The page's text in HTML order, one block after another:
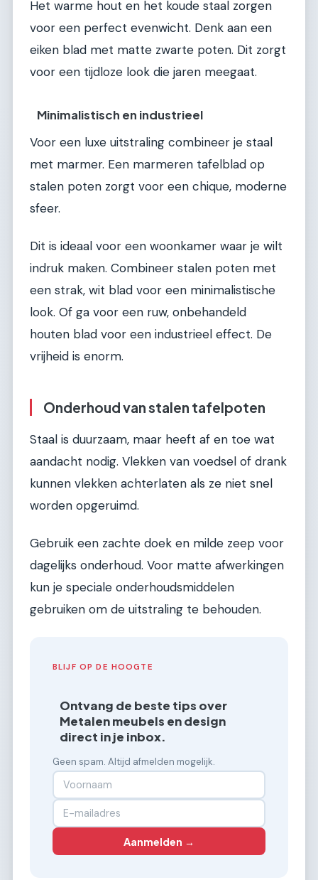
Het warme hout en het koude staal zorgen
voor een perfect evenwicht. Denk aan een
eiken blad met matte zwarte poten. Dit zorgt
voor een tijdloze look die jaren meegaat.
Minimalistisch en industrieel
Voor een luxe uitstraling combineer je staal
met marmer. Een marmeren tafelblad op
stalen poten zorgt voor een chique, moderne
sfeer.
Dit is ideaal voor een woonkamer waar je wilt
indruk maken. Combineer stalen poten met
een strak, wit blad voor een minimalistische
look. Of ga voor een ruw, onbehandeld
houten blad voor een industrieel effect. De
vrijheid is enorm.
Onderhoud van stalen tafelpoten
Staal is duurzaam, maar heeft af en toe wat
aandacht nodig. Vlekken van voedsel of drank
kunnen vlekken achterlaten als ze niet snel
worden opgeruimd.
Gebruik een zachte doek en milde zeep voor
dagelijks onderhoud. Voor matte afwerkingen
kun je speciale onderhoudsmiddelen
gebruiken om de uitstraling te behouden.
BLIJF OP DE HOOGTE
Ontvang de beste tips over
Metalen meubels en design
direct in je inbox.
Geen spam. Altijd afmelden mogelijk.
Aanmelden →